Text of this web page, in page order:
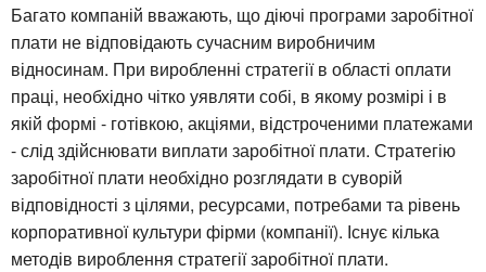
Багато компаній вважають, що діючі програми заробітної
плати не відповідають сучасним виробничим
відносинам. При виробленні стратегії в області оплати
праці, необхідно чітко уявляти собі, в якому розмірі і в
якій формі - готівкою, акціями, відстроченими платежами
- слід здійснювати виплати заробітної плати. Стратегію
заробітної плати необхідно розглядати в суворій
відповідності з цілями, ресурсами, потребами та рівень
корпоративної культури фірми (компанії). Існує кілька
методів вироблення стратегії заробітної плати.